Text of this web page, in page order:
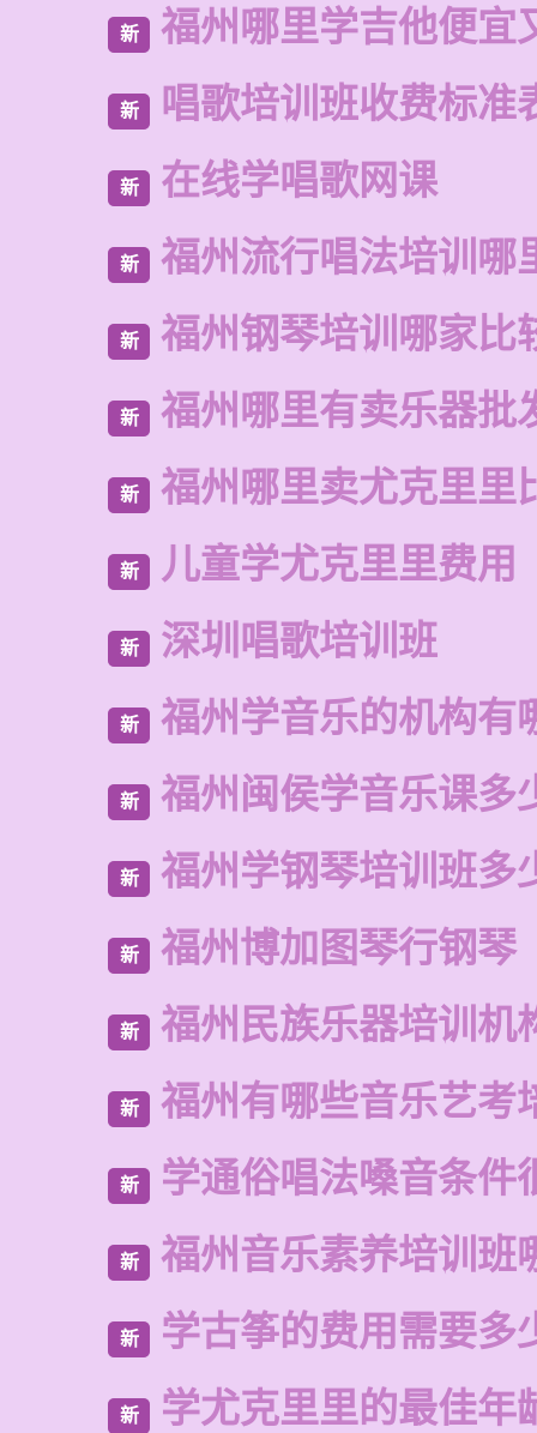
新 福州哪里学吉他便宜
新 唱歌培训班收费标准
新 在线学唱歌网课
新 福州流行唱法培训哪
新 福州钢琴培训哪家比
新 福州哪里有卖乐器批
新 福州哪里卖尤克里里
新 儿童学尤克里里费用
新 深圳唱歌培训班
新 福州学音乐的机构有
新 福州闽侯学音乐课多
新 福州学钢琴培训班多
新 福州博加图琴行钢琴
新 福州民族乐器培训机
新 福州有哪些音乐艺考
新 学通俗唱法嗓音条件
新 福州音乐素养培训班
新 学古筝的费用需要多
新 学尤克里里的最佳年